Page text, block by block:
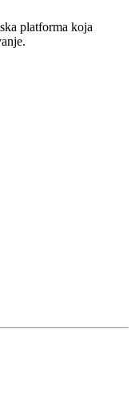
platforma koja